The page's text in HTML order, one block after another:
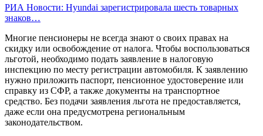
РИА Новости: Hyundai зарегистрировала шесть товарных
знаков…
Многие пенсионеры не всегда знают о своих правах на
скидку или освобождение от налога. Чтобы воспользоваться
льготой, необходимо подать заявление в налоговую
инспекцию по месту регистрации автомобиля. К заявлению
нужно приложить паспорт, пенсионное удостоверение или
справку из СФР, а также документы на транспортное
средство. Без подачи заявления льгота не предоставляется,
даже если она предусмотрена региональным
законодательством.